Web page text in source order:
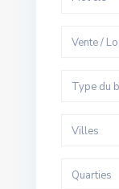
Vente /
Type du
Villes
Quarties